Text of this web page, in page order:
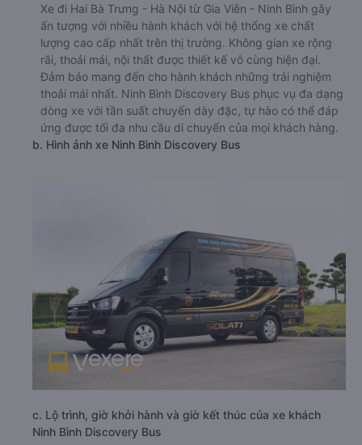
Xe đi Hai Bà Trưng - Hà Nội từ Gia Viễn - Ninh Bình gây
ấn tượng với nhiều hành khách với hệ thống xe chất
lượng cao cấp nhất trên thị trường. Không gian xe rộng
rãi, thoải mái, nội thất được thiết kế vô cùng hiện đại.
Đảm bảo mang đến cho hành khách những trải nghiệm
thoải mái nhất. Ninh Bình Discovery Bus phục vụ đa dạng
dòng xe với tần suất chuyến dày đặc, tự hào có thể đáp
ứng được tối đa nhu cầu di chuyển của mọi khách hàng.
b. Hình ảnh xe Ninh Bình Discovery Bus
c. Lộ trình, giờ khởi hành và giờ kết thúc của xe khách
Ninh Bình Discovery Bus